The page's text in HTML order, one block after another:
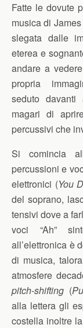
Fatte le dovute
musica di
slegata dalle
eterea e
andare a
propria
seduto davanti
magari di
percussivi che
Si comincia
percussioni e
elettronici (You
del soprano,
tensivi dove a
voci “Ah”
all’elettronica è
di musica,
atmosfere
pitch-shifting (
alla lettera gli
costella inoltre